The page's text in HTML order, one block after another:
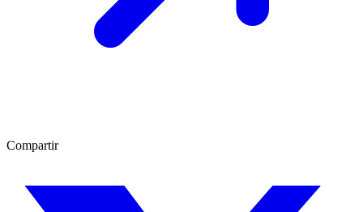
Compartir